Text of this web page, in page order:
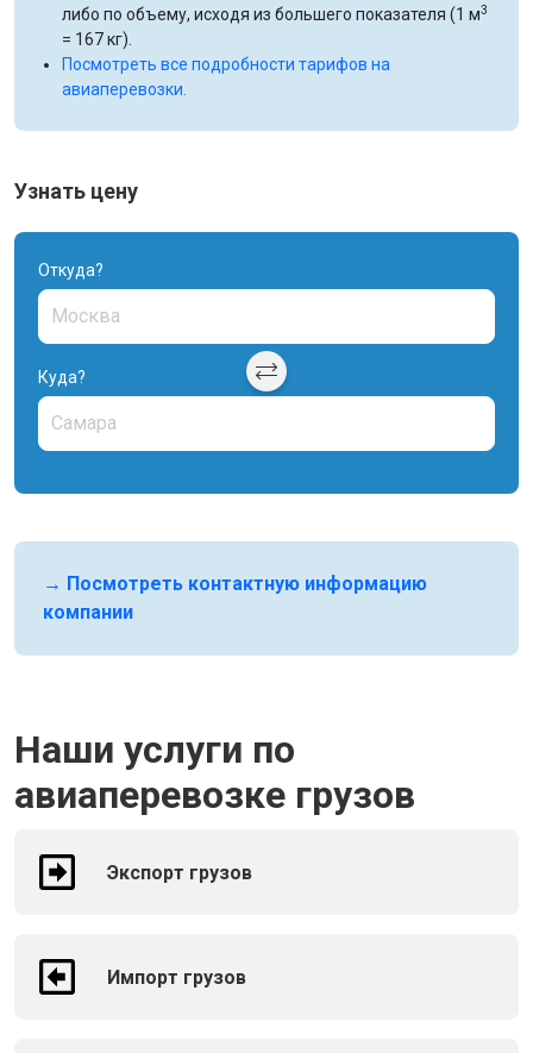
либо по объему, исходя из большего показателя (1 м3
= 167 кг).
Посмотреть все подробности тарифов на
авиаперевозки.
Узнать цену
Откуда?
Куда?
→ Посмотреть контактную информацию
компании
Наши услуги по
авиаперевозке грузов
Экспорт грузов
Импорт грузов